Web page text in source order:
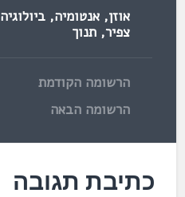
אוזן,אנטומיה,ביולוגיה
צפיר,תנוך
הרשומה הקודמת
הרשומה הבאה
כתיבת תגובה